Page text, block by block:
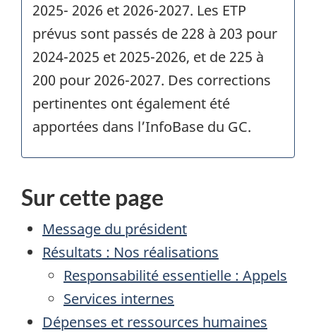
2025- 2026 et 2026-2027. Les ETP
prévus sont passés de 228 à 203 pour
2024-2025 et 2025-2026, et de 225 à
200 pour 2026-2027. Des corrections
pertinentes ont également été
apportées dans l’InfoBase du GC.
Sur cette page
Message du président
Résultats : Nos réalisations
Responsabilité essentielle : Appels
Services internes
Dépenses et ressources humaines